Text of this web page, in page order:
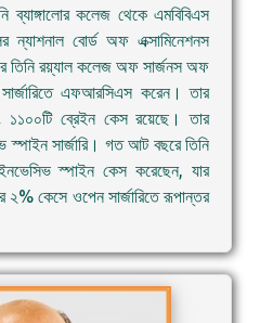
ব্যাঙ্গালোর কলেজ থেকে এমবিবিএস
ন্যাশনাল বোর্ড অফ এক্সামিনেশনস
তিনি রয়্যাল কলেজ অফ সার্জনস অফ
সার্জারিতে এফআরসিএস করেন। তার
ব্রেইন কেস রয়েছে। তার
স্পাইন সার্জারি। গত আট বছরে তিনি
ইনভেসিভ স্পাইন কেস করেছেন, যার
কেসে ওপেন সার্জারিতে রূপান্তর